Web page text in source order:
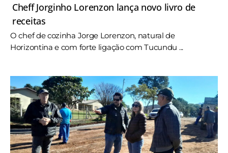
Cheff Jorginho Lorenzon lança novo livro de
receitas
O chef de cozinha Jorge Lorenzon, natural de
Horizontina e com forte ligação com Tucundu ...